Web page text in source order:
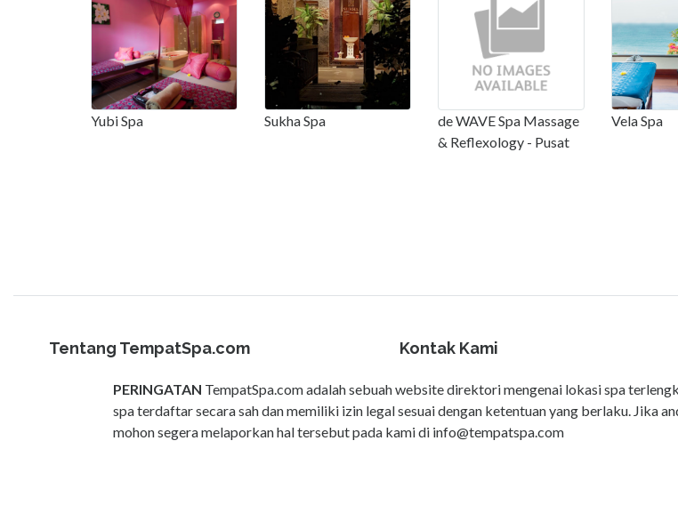
Yubi Spa Sukha Spa
de WAVE Spa Massage
& Reflexology - Pusat
Vela Spa
Tentang TempatSpa.com Kontak Kami
PERINGATAN TempatSpa.com adalah sebuah website direktori mengenai lokasi spa
spa terdaftar secara sah dan memiliki izin legal sesuai dengan ketentuan yang berlaku. Jika
mohon segera melaporkan hal tersebut pada kami di info@tempatspa.com